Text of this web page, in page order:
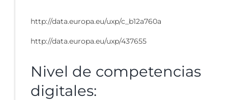
http://data.europa.eu/uxp/c_b12a760a
http://data.europa.eu/uxp/437655
Nivel de competencias
digitales: